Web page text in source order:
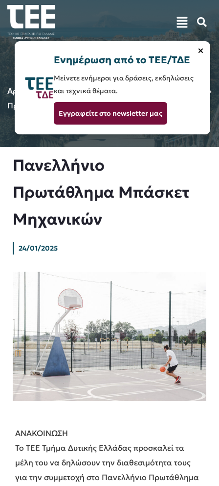
Αρχική Ενημέρωση / Ανακοινώσεις
Πανελλήνιο
Πρωτάθλημα Μπάσκετ Μηχανικών
Πανελλήνιο
Πρωτάθλημα Μπάσκετ
Μηχανικών
24/01/2025
ΑΝΑΚΟΙΝΩΣΗ
Το ΤΕΕ Τμήμα Δυτικής Ελλάδας προσκαλεί τα
μέλη του να δηλώσουν την διαθεσιμότητα τους
για την συμμετοχή στο Πανελλήνιο Πρωτάθλημα
×
Ενημέρωση από το ΤΕΕ/ΤΔΕ
Μείνετε ενήμεροι για δράσεις, εκδηλώσεις
και τεχνικά θέματα.
Εγγραφείτε στο newsletter μας